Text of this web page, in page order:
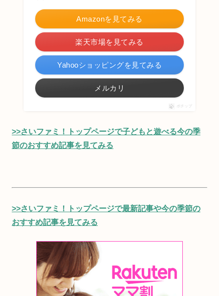
Amazonを見てみる
楽天市場を見てみる
Yahooショッピングを見てみる
メルカリ
ポチップ
>>さいファミ！トップページで子どもと遊べる今の季
節のおすすめ記事を見てみる
>>さいファミ！トップページで最新記事や今の季節の
おすすめ記事を見てみる